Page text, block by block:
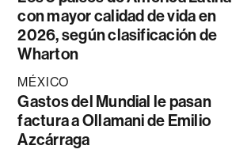
con mayor calidad de vida en
2026, según clasificación de
Wharton
MÉXICO
Gastos del Mundial le pasan
factura a Ollamani de Emilio
Azcárraga